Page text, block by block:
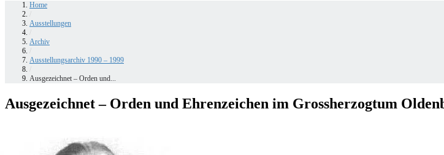
Home
Ausstellungen
Archiv
Ausstellungsarchiv 1990 – 1999
Ausgezeichnet – Orden und...
Ausgezeichnet – Orden und Ehrenzeichen im Grossherzogtum